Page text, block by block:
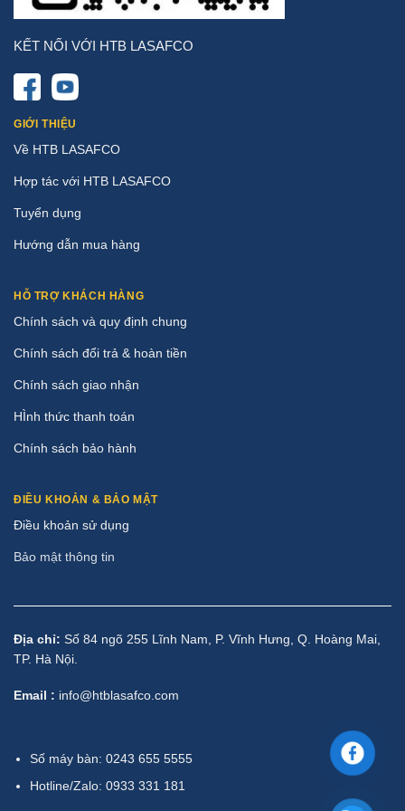
KẾT NỐI VỚI HTB LASAFCO
GIỚI THIỆU
Về HTB LASAFCO
Hợp tác với HTB LASAFCO
Tuyển dụng
Hướng dẫn mua hàng
HỖ TRỢ KHÁCH HÀNG
Chính sách và quy định chung
Chính sách đổi trả & hoàn tiền
Chính sách giao nhận
HÌnh thức thanh toán
Chính sách bảo hành
ĐIỀU KHOẢN & BẢO MẬT
Điều khoản sử dụng
Bảo mật thông tin
Địa chỉ: Số 84 ngõ 255 Lĩnh Nam, P. Vĩnh Hưng, Q. Hoàng Mai,
TP. Hà Nội.
Email : info@htblasafco.com
Số máy bàn: 0243 655 5555
Hotline/Zalo: 0933 331 181